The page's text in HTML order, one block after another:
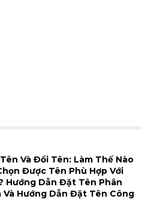
Và Đổi Tên: Làm Thế Nào
Được Tên Phù Hợp Với
Hướng Dẫn Đặt Tên Phân
Và Hướng Dẫn Đặt Tên Công